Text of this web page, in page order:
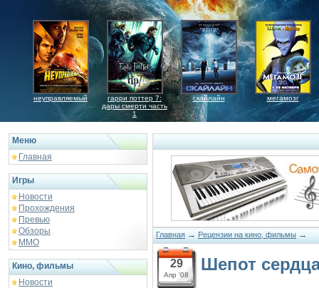
неуправляемый
гарри поттер 7:
дары смерти часть
1
скайлайн мегамозг
Меню
Главная
Игры
Новости
Прохождения
Превью
Обзоры
ММО
Кино, фильмы
Новости
Главная → Рецензии на кино, фильмы →
29
Апр '08
Шепот